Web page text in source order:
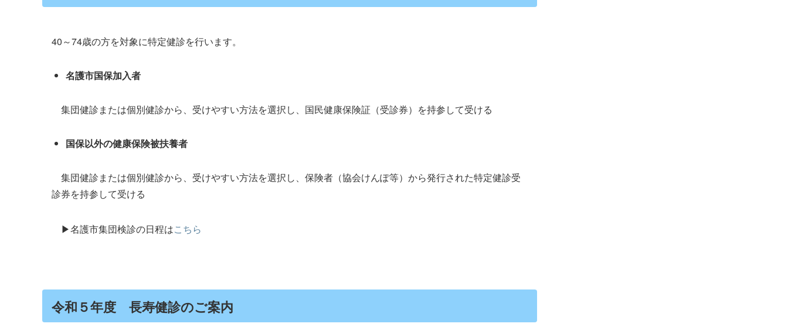
40～74歳の方を対象に特定健診を行います。
名護市国保加入者
集団健診または個別健診から、受けやすい方法を選択し、国民健康保険証（受診券）を持参して受ける
国保以外の健康保険被扶養者
集団健診または個別健診から、受けやすい方法を選択し、保険者（協会けんぽ等）から発行された特定健診受
診券を持参して受ける
▶名護市集団検診の日程はこちら
令和５年度 長寿健診のご案内